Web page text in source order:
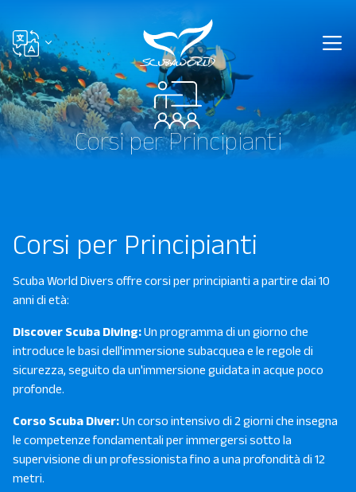
Corsi per Principianti
Corsi per Principianti
Scuba World Divers offre corsi per principianti a partire dai 10
anni di età:
Discover Scuba Diving:Un programma di un giorno che
introduce le basi dell'immersione subacquea e le regole di
sicurezza, seguito da un'immersione guidata in acque poco
profonde.
Corso Scuba Diver:Un corso intensivo di 2 giorni che insegna
le competenze fondamentali per immergersi sotto la
supervisione di un professionista fino a una profondità di 12
metri.